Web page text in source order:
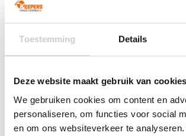
Toestemming Details
Deze website maakt gebruik van cookies
We gebruiken cookies om content en
personaliseren, om functies voor social
en om ons websiteverkeer te